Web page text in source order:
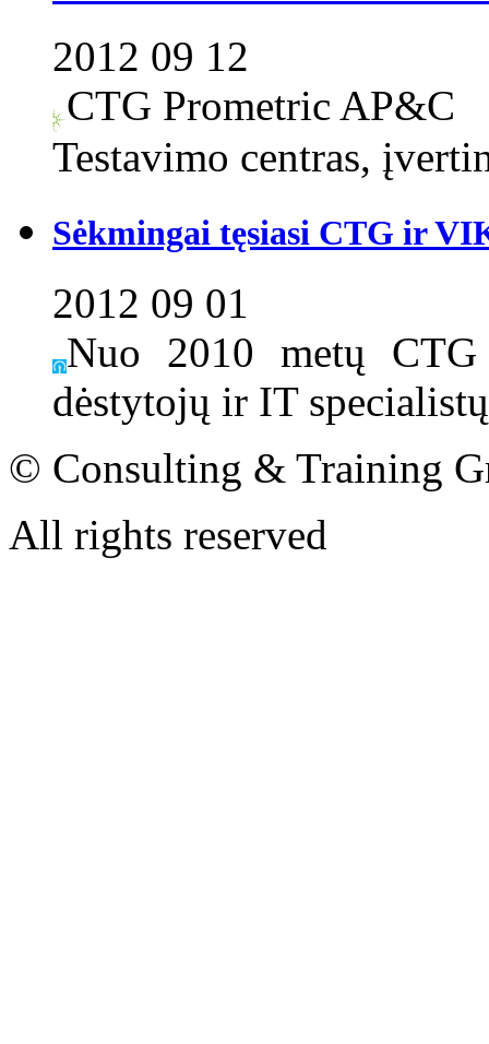
2012 09 12
CTG Prometric AP&C
Testavimo centras,
Sėkmingai tęsiasi CTG ir
2012 09 01
Nuo 2010 metų
dėstytojų ir IT
© Consulting & Training
All rights reserved